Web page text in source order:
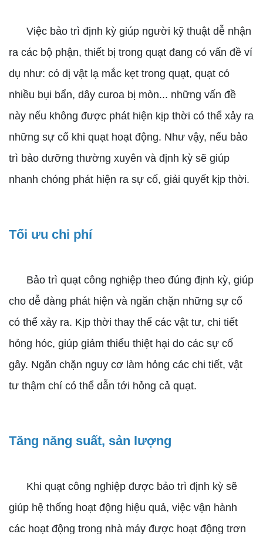
Việc bảo trì định kỳ giúp người kỹ thuật dễ nhận
ra các bộ phận, thiết bị trong quạt đang có vấn đề ví
dụ như: có dị vật lạ mắc kẹt trong quạt, quạt có
nhiều bụi bẩn, dây curoa bị mòn... những vấn đề
này nếu không được phát hiện kịp thời có thể xảy ra
những sự cố khi quạt hoạt động. Như vậy, nếu bảo
trì bảo dưỡng thường xuyên và định kỳ sẽ giúp
nhanh chóng phát hiện ra sự cố, giải quyết kịp thời.
Tối ưu chi phí
Bảo trì quạt công nghiệp theo đúng định kỳ, giúp
cho dễ dàng phát hiện và ngăn chặn những sự cố
có thể xảy ra. Kịp thời thay thế các vật tư, chi tiết
hỏng hóc, giúp giảm thiểu thiệt hại do các sự cố
gây. Ngăn chặn nguy cơ làm hỏng các chi tiết, vật
tư thậm chí có thể dẫn tới hỏng cả quạt.
Tăng năng suất, sản lượng
Khi quạt công nghiệp được bảo trì định kỳ sẽ
giúp hệ thống hoạt động hiệu quả, việc vận hành
các hoạt động trong nhà máy được hoạt động trơn